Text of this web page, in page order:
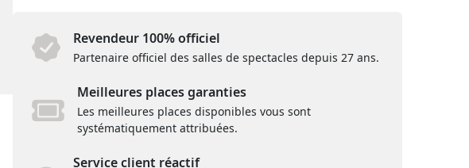
Revendeur 100% officiel
Partenaire officiel des salles de spectacles depuis 27 ans.
Meilleures places garanties
Les meilleures places disponibles vous sont
systématiquement attribuées.
Service client réactif